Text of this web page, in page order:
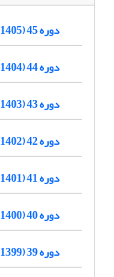
دوره 45 (1405)
دوره 44 (1404)
دوره 43 (1403)
دوره 42 (1402)
دوره 41 (1401)
دوره 40 (1400)
دوره 39 (1399)